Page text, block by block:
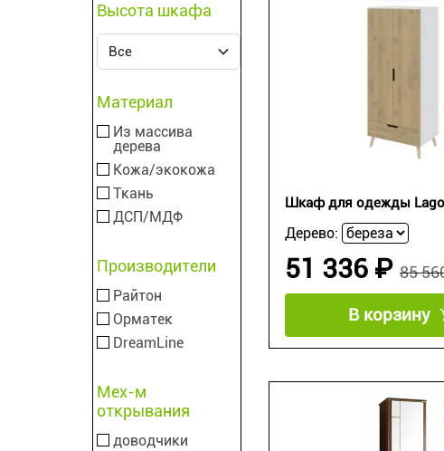
Высота шкафа
Материал
Из массива
дерева
Кожа/экокожа
Ткань
ДСП/МДФ
Производители
Райтон
Орматек
DreamLine
Мех-м
открывания
доводчики
Шкаф для одежды
Дерево:
85
51 336 ₽
В корзину